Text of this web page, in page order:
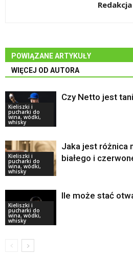
Redakcja
POWIĄZANE ARTYKUŁY
WIĘCEJ OD AUTORA
Kieliszki i
pucharki do
wina, wódki,
whisky
Czy Netto jest
Kieliszki i
pucharki do
wina, wódki,
whisky
Jaka jest różnica
białego i
Kieliszki i
pucharki do
wina, wódki,
whisky
Ile może stać